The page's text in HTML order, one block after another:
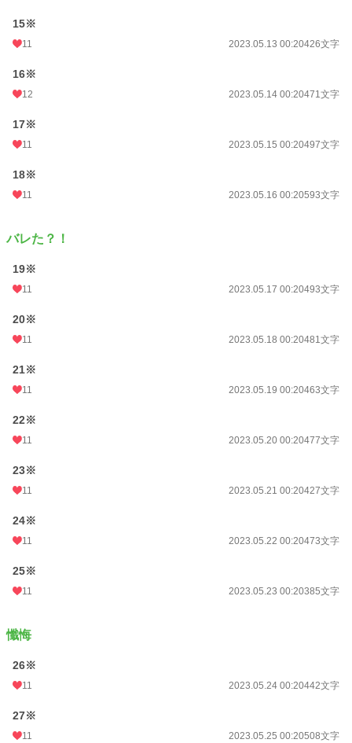
15※
11 2023.05.13 00:20426文字
16※
12 2023.05.14 00:20471文字
17※
11 2023.05.15 00:20497文字
18※
11 2023.05.16 00:20593文字
バレた？！
19※
11 2023.05.17 00:20493文字
20※
11 2023.05.18 00:20481文字
21※
11 2023.05.19 00:20463文字
22※
11 2023.05.20 00:20477文字
23※
11 2023.05.21 00:20427文字
24※
11 2023.05.22 00:20473文字
25※
11 2023.05.23 00:20385文字
懺悔
26※
11 2023.05.24 00:20442文字
27※
11 2023.05.25 00:20508文字